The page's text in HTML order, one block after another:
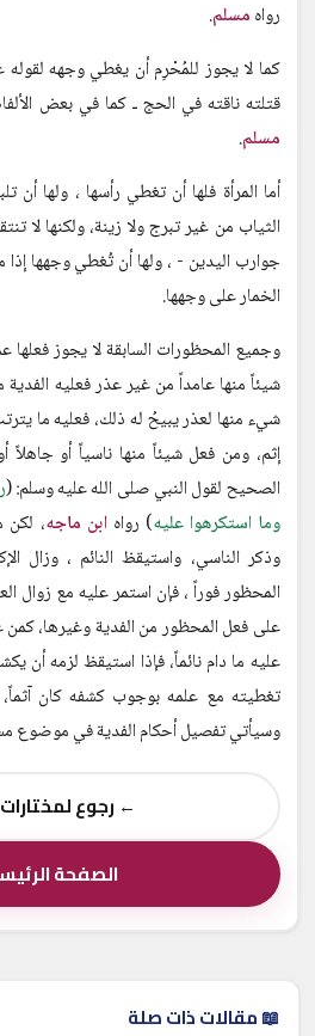
رواهمسلم.
كما لا يجوز للمُحْرِم أن يغطي وجهه لقوله
قتلته ناقته في الحج ـ كما في بعض
مسلم.
أما المرأة فلها أن تغطي رأسها ، ولها
الثياب من غير تبرج ولا زينة، ولكنها لا
جوارب اليدين - ، ولها أن تُغطي وجهها إذا
الخمار على وجهها.
وجميع المحظورات السابقة لا يجوز
شيئاً منها عامداً من غير عذر فعليه الفدية
شيء منها لعذر يبيحُ له ذلك، فعليه ما
إثم، ومن فعل شيئاً منها ناسياً أو
الصحيح لقول النبي صلى الله عليه وسلم: (
وما استكرهوا عليه) رواه ابن ماجه، لكن
وذكر الناسي، واستيقظ النائم ، وزال
المحظور فوراً ، فإن استمر عليه مع زوال
على فعل المحظور من الفدية وغيرها،
عليه ما دام نائماً، فإذا استيقظ لزمه أن
تغطيته مع علمه بوجوب كشفه كان
وسيأتي تفصيل أحكام الفدية في موضوع
← رجوع
الصفحة
📖 مقالات ذات صلة